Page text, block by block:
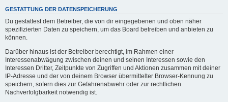
GESTATTUNG DER DATENSPEICHERUNG
Du gestattest dem Betreiber, die von dir eingegebenen und oben näher
spezifizierten Daten zu speichern, um das Board betreiben und anbieten zu
können.
Darüber hinaus ist der Betreiber berechtigt, im Rahmen einer
Interessenabwägung zwischen deinen und seinen Interessen sowie den
Interessen Dritter, Zeitpunkte von Zugriffen und Aktionen zusammen mit deiner
IP-Adresse und der von deinem Browser übermittelter Browser-Kennung zu
speichern, sofern dies zur Gefahrenabwehr oder zur rechtlichen
Nachverfolgbarkeit notwendig ist.